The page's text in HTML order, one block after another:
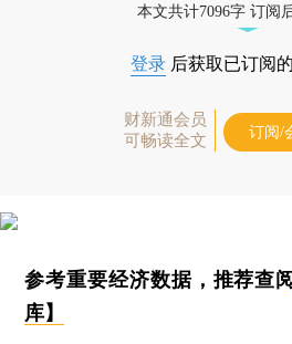
本文共计7096字 订阅
登录 后获取已订阅
财新通会员
可畅读全文
订阅/
参考重要经济数据，推荐查阅
库】